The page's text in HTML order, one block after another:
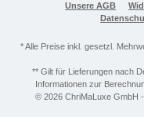
Unsere AGB
* Alle Preise inkl. gesetzl.
** Gilt für Lieferungen nach
Informationen zur
© 2026 ChriMaLuxe GmbH